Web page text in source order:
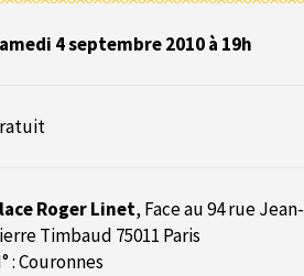
4 septembre 2010 à 19h
Roger Linet, Face au 94 rue Jean-
Timbaud 75011 Paris
: Couronnes